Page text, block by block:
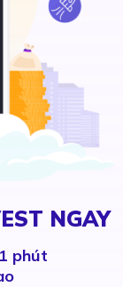
NGAY
phút